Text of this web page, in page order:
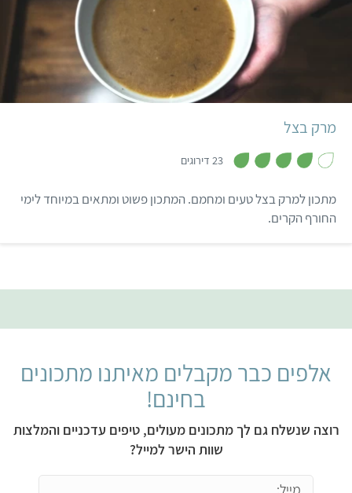
קל שעה ו-20 דקות 6 מנות
מרק בצל
23 דירוגים
ת
מתכון למרק בצל טעים ומחמם. המתכון פשוט ומתאים במיוחד לימי
החורף הקרים.
אלפים כבר מקבלים מאיתנו מתכונים
בחינם!
רוצה שנשלח גם לך מתכונים מעולים, טיפים עדכניים והמלצות
שוות הישר למייל?